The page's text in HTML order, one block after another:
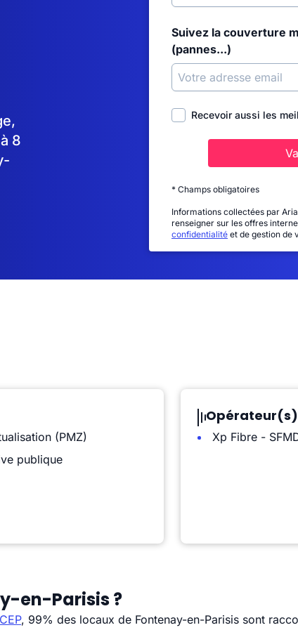
8
Suivez la couverture
(pannes...)
Recevoir aussi les
* Champs obligatoires
Informations collectées par
renseigner sur les offres
confidentialité et de gestion de
(PMZ)
publique
Xp Fibre -
en-Parisis ?
, 99% des locaux de Fontenay-en-Parisis sont